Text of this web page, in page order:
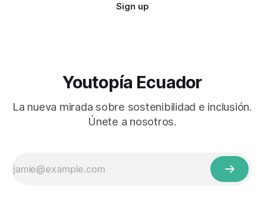
Sign up
Youtopía Ecuador
La nueva mirada sobre sostenibilidad e inclusión.
Únete a nosotros.